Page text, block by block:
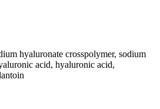
hyaluronate crosspolymer, sodium
acid, hyaluronic acid,